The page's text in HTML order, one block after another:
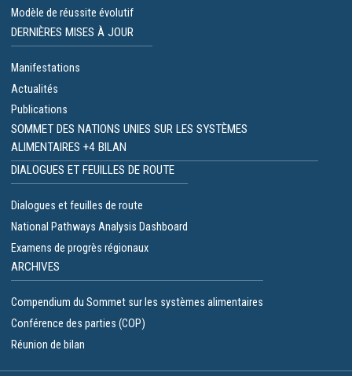
Modèle de réussite évolutif
DERNIÈRES MISES À JOUR
Manifestations
Actualités
Publications
SOMMET DES NATIONS UNIES SUR LES SYSTÈMES
ALIMENTAIRES +4 BILAN
DIALOGUES ET FEUILLES DE ROUTE
Dialogues et feuilles de route
National Pathways Analysis Dashboard
Examens de progrès régionaux
ARCHIVES
Compendium du Sommet sur les systèmes alimentaires
Conférence des parties (COP)
Réunion de bilan